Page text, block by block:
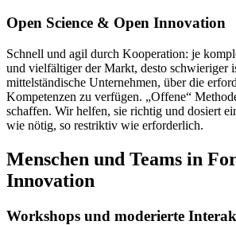
Open Science & Open Innovation
Schnell und agil durch Kooperation: je
und vielfältiger der Markt, desto schwieriger
mittelständische Unternehmen, über die
Kompetenzen zu verfügen. „Offene“
schaffen. Wir helfen, sie richtig und dosiert
wie nötig, so restriktiv wie erforderlich.
Menschen und Teams in
Innovation
Workshops und moderierte